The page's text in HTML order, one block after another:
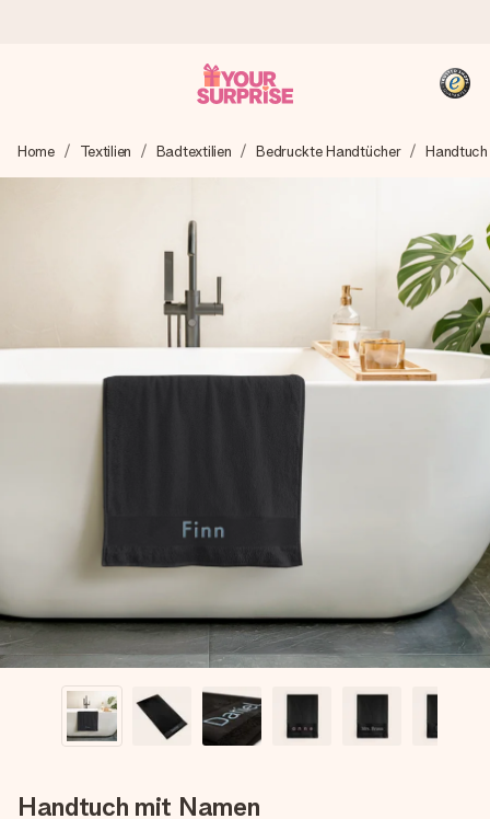
Wir bereiten dein Geschenk sorgfältig vor und schicken es
blitzschnell – damit du es genau zum richtigen Zeitpunkt
4,8 (basierend auf +15.000 Bewertungen)
Unsere Geschenke begeistern. Kunden bewerten uns mit
4,8 bei Google Reviews (Gesamtergebnis aller Länder, in
Samstag - Sonntag : 8:30 - 13:00 Uhr
Home Textilien Badtextilien Bedruckte Handtücher Handtuch
Handtuch mit Namen